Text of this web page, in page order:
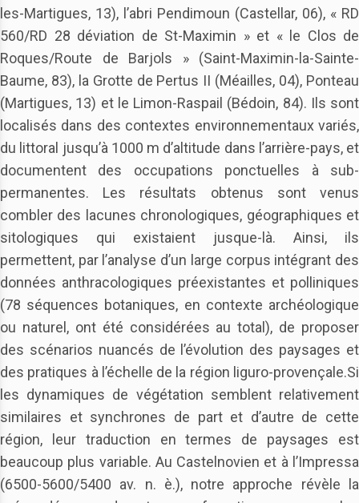
les-Martigues, 13), l’abri Pendimoun (Castellar, 06), « RD
560/RD 28 déviation de St-Maximin » et « le Clos de
Roques/Route de Barjols » (Saint-Maximin-la-Sainte-
Baume, 83), la Grotte de Pertus II (Méailles, 04), Ponteau
(Martigues, 13) et le Limon-Raspail (Bédoin, 84). Ils sont
localisés dans des contextes environnementaux variés,
du littoral jusqu’à 1000 m d’altitude dans l’arrière-pays, et
documentent des occupations ponctuelles à sub-
permanentes. Les résultats obtenus sont venus
combler des lacunes chronologiques, géographiques et
sitologiques qui existaient jusque-là. Ainsi, ils
permettent, par l’analyse d’un large corpus intégrant des
données anthracologiques préexistantes et polliniques
(78 séquences botaniques, en contexte archéologique
ou naturel, ont été considérées au total), de proposer
des scénarios nuancés de l’évolution des paysages et
des pratiques à l’échelle de la région liguro-provençale.Si
les dynamiques de végétation semblent relativement
similaires et synchrones de part et d’autre de cette
région, leur traduction en termes de paysages est
beaucoup plus variable. Au Castelnovien et à l’Impressa
(6500-5600/5400 av. n. è.), notre approche révèle la